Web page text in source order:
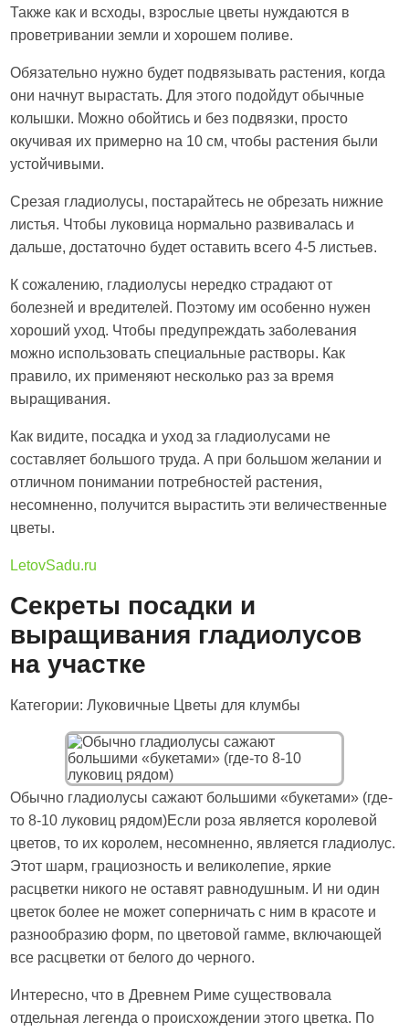
Также как и всходы, взрослые цветы нуждаются в
проветривании земли и хорошем поливе.
Обязательно нужно будет подвязывать растения, когда
они начнут вырастать. Для этого подойдут обычные
колышки. Можно обойтись и без подвязки, просто
окучивая их примерно на 10 см, чтобы растения были
устойчивыми.
Срезая гладиолусы, постарайтесь не обрезать нижние
листья. Чтобы луковица нормально развивалась и
дальше, достаточно будет оставить всего 4-5 листьев.
К сожалению, гладиолусы нередко страдают от
болезней и вредителей. Поэтому им особенно нужен
хороший уход. Чтобы предупреждать заболевания
можно использовать специальные растворы. Как
правило, их применяют несколько раз за время
выращивания.
Как видите, посадка и уход за гладиолусами не
составляет большого труда. А при большом желании и
отличном понимании потребностей растения,
несомненно, получится вырастить эти величественные
цветы.
LetovSadu.ru
Секреты посадки и
выращивания гладиолусов
на участке
Категории: Луковичные Цветы для клумбы
Обычно гладиолусы сажают большими «букетами» (где-
то 8-10 луковиц рядом)Если роза является королевой
цветов, то их королем, несомненно, является гладиолус.
Этот шарм, грациозность и великолепие, яркие
расцветки никого не оставят равнодушным. И ни один
цветок более не может соперничать с ним в красоте и
разнообразию форм, по цветовой гамме, включающей
все расцветки от белого до черного.
Интересно, что в Древнем Риме существовала
отдельная легенда о происхождении этого цветка. По